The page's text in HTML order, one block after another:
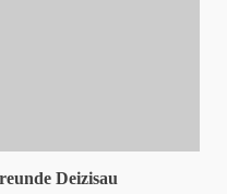
Deizisau